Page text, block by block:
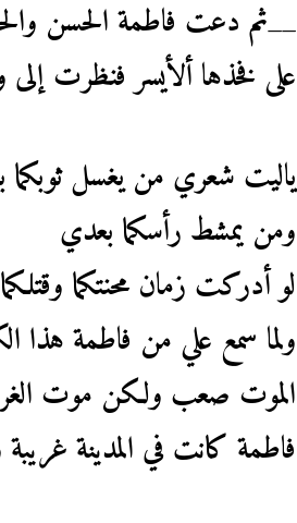
__ثم دعت فاطمة الحسن
على فخذها ألأيسر فنظرت
ياليت شعري من يغسل
ومن يمشط رأسكما بعدي
لو أدركت زمان محنتكما
ولما سمع علي من فاطمة هذا
الموت صعب ولكن موت
فاطمة كانت في المدينة